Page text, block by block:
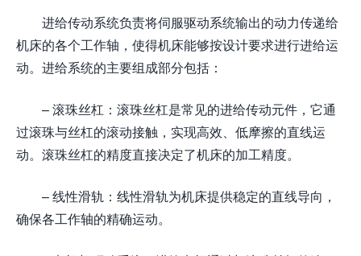
进给传动系统负责将伺服驱动系统输出的动力传递给
机床的各个工作轴，使得机床能够按设计要求进行进给运
动。进给系统的主要组成部分包括：
– 滚珠丝杠：滚珠丝杠是常见的进给传动元件，它通
过滚珠与丝杠的滚动接触，实现高效、低摩擦的直线运
动。滚珠丝杠的精度直接决定了机床的加工精度。
– 线性滑轨：线性滑轨为机床提供稳定的直线导向，
确保各工作轴的精确运动。